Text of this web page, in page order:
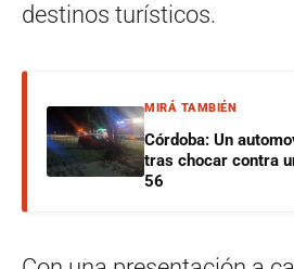
destinos turísticos.
MIRÁ TAMBIÉN
Córdoba: Un
tras chocar contra
56